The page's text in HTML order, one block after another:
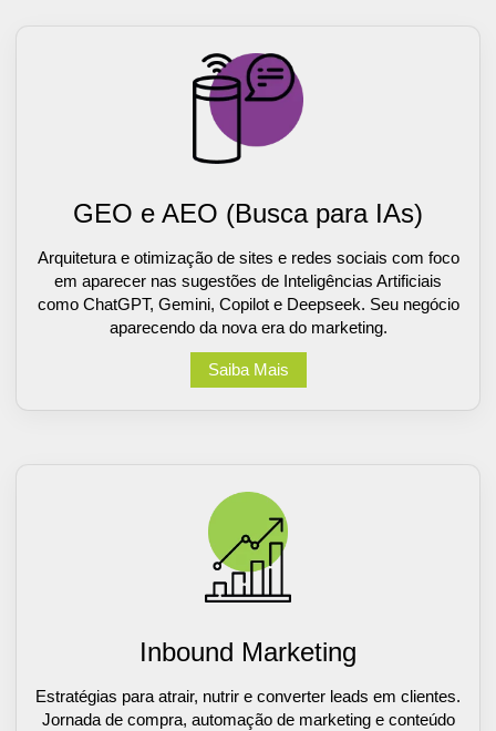
GEO e AEO (Busca para IAs)
Arquitetura e otimização de sites e redes sociais com foco
em aparecer nas sugestões de Inteligências Artificiais
como ChatGPT, Gemini, Copilot e Deepseek. Seu negócio
aparecendo da nova era do marketing.
Saiba Mais
Inbound Marketing
Estratégias para atrair, nutrir e converter leads em clientes.
Jornada de compra, automação de marketing e conteúdo